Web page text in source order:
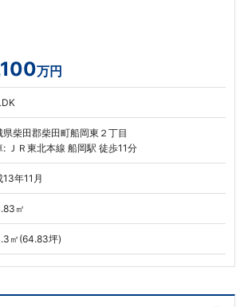
万円
県柴田郡柴田町船岡東２丁目
: ＪＲ東北本線 船岡駅 徒歩11分
13年11月
㎡
㎡(64.83坪)